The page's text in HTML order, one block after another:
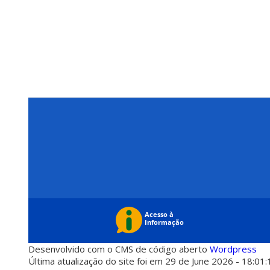
Desenvolvido com o CMS de código aberto Wordpress
Última atualização do site foi em 29 de June 2026 -